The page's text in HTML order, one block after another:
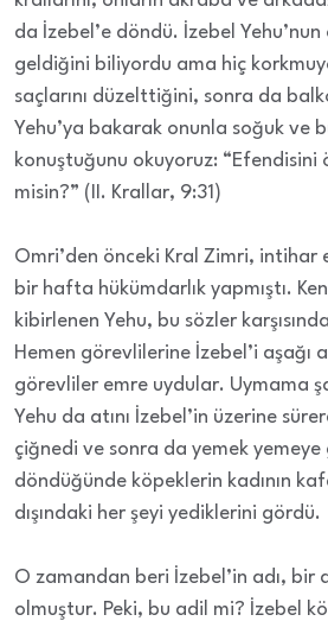
da İzebel’e döndü. İzebel
geldiğini biliyordu ama hiç
saçlarını düzelttiğini, sonra da
Yehu’ya bakarak onunla soğuk ve
konuştuğunu okuyoruz: “Efendisini
misin?” (II. Krallar, 9:31)
Omri’den önceki Kral Zimri, intihar
bir hafta hükümdarlık yapmıştı.
kibirlenen Yehu, bu sözler
Hemen görevlilerine İzebel’i aşağı
görevliler emre uydular. Uymama
Yehu da atını İzebel’in üzerine
çiğnedi ve sonra da yemek
döndüğünde köpeklerin kadının
dışındaki her şeyi yediklerini gördü.
O zamandan beri İzebel’in adı, bir
olmuştur. Peki, bu adil mi? İzebel